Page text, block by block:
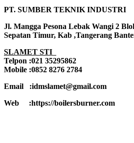
PT. SUMBER TEKNIK INDUSTRI
Jl. Mangga Pesona Lebak Wangi 2
Sepatan Timur, Kab ,Tangerang
SLAMET STI
Telpon :021 35295862
Mobile :0852 8276 2784
Email :idmslamet@gmail.com
Web :https://boilersburner.com